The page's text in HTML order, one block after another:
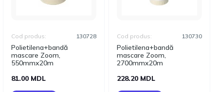
Polietilena+bandă
mascare Zoom,
550mmx20m
Cod produs: 130728
81.00 MDL
Polietilena+bandă
mascare Zoom,
2700mmx20m
Cod produs: 130730
228.20 MDL